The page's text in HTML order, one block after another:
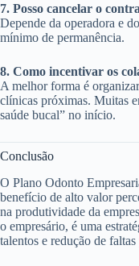
7. Posso cancelar o
Depende da operadora e
mínimo de permanência.
8. Como incentivar os
A melhor forma é
clínicas próximas. Muitas
saúde bucal” no início.
Conclusão
O Plano Odonto
benefício de alto valor
na produtividade da
o empresário, é uma
talentos e redução de